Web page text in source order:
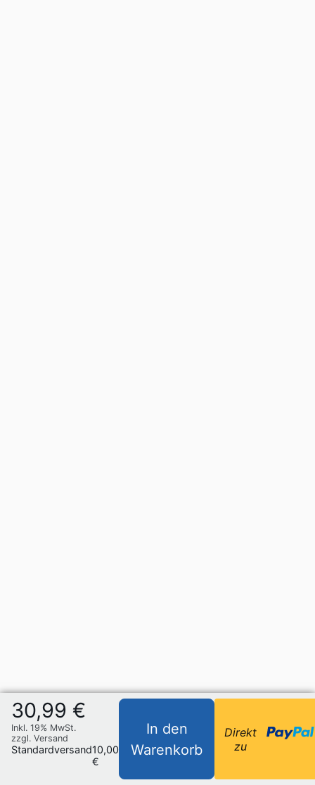
30,99 €
Inkl. 19% MwSt.
zzgl. Versand
Standardversand10,00
€
In den
Warenkorb
Direkt
zu